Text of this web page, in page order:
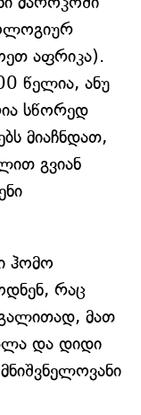
აფრიკა).
წელია, ანუ
სწორედ
მიაჩნდათ,
გვიან
ჰომო
რაც
მათ
და დიდი